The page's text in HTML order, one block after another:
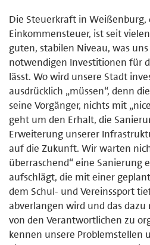
Die Steuerkraft in Weißenburg,
Einkommensteuer, ist seit
guten, stabilen Niveau, was
notwendigen Investitionen für
lässt. Wo wird unsere Stadt
ausdrücklich „müssen“, denn
seine Vorgänger, nichts mit
geht um den Erhalt, die
Erweiterung unserer
auf die Zukunft. Wir warten
überraschend“ eine Sanierung
aufschlägt, die mit einer
dem Schul- und Vereinssport
abverlangen wird und das dazu
von den Verantwortlichen zu
kennen unsere Problemstellen